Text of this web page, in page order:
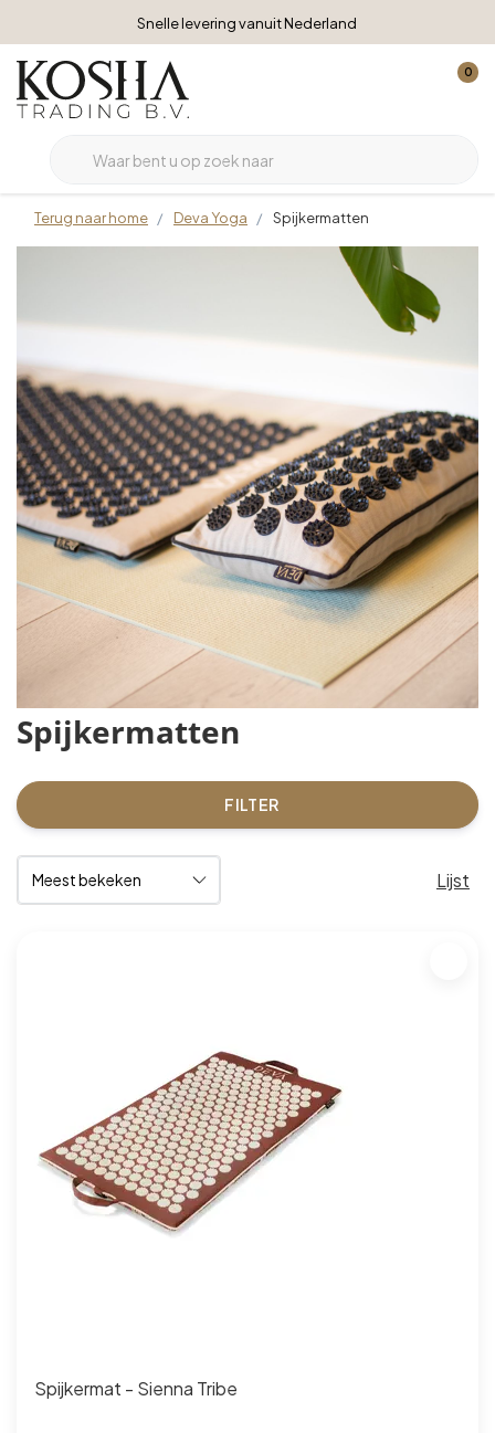
Snelle levering vanuit Nederland
0
Terug naar home Deva Yoga Spijkermatten
Spijkermatten
FILTER
Lijst
Spijkermat - Sienna Tribe